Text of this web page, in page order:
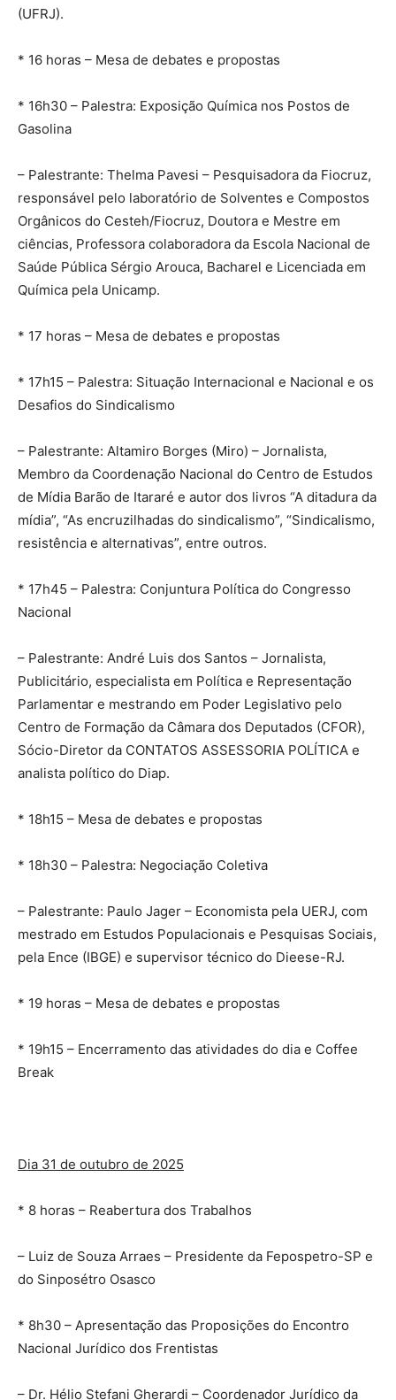
(UFRJ).
* 16 horas – Mesa de debates e propostas
* 16h30 – Palestra: Exposição Química nos Postos de
Gasolina
– Palestrante: Thelma Pavesi – Pesquisadora da Fiocruz,
responsável pelo laboratório de Solventes e Compostos
Orgânicos do Cesteh/Fiocruz, Doutora e Mestre em
ciências, Professora colaboradora da Escola Nacional de
Saúde Pública Sérgio Arouca, Bacharel e Licenciada em
Química pela Unicamp.
* 17 horas – Mesa de debates e propostas
* 17h15 – Palestra: Situação Internacional e Nacional e os
Desafios do Sindicalismo
– Palestrante: Altamiro Borges (Miro) – Jornalista,
Membro da Coordenação Nacional do Centro de Estudos
de Mídia Barão de Itararé e autor dos livros “A ditadura da
mídia”, “As encruzilhadas do sindicalismo”, “Sindicalismo,
resistência e alternativas”, entre outros.
* 17h45 – Palestra: Conjuntura Política do Congresso
Nacional
– Palestrante: André Luis dos Santos – Jornalista,
Publicitário, especialista em Política e Representação
Parlamentar e mestrando em Poder Legislativo pelo
Centro de Formação da Câmara dos Deputados (CFOR),
Sócio-Diretor da CONTATOS ASSESSORIA POLÍTICA e
analista político do Diap.
* 18h15 – Mesa de debates e propostas
* 18h30 – Palestra: Negociação Coletiva
– Palestrante: Paulo Jager – Economista pela UERJ, com
mestrado em Estudos Populacionais e Pesquisas Sociais,
pela Ence (IBGE) e supervisor técnico do Dieese-RJ.
* 19 horas – Mesa de debates e propostas
* 19h15 – Encerramento das atividades do dia e Coffee
Break
Dia 31 de outubro de 2025
* 8 horas – Reabertura dos Trabalhos
– Luiz de Souza Arraes – Presidente da Fepospetro-SP e
do Sinposétro Osasco
* 8h30 – Apresentação das Proposições do Encontro
Nacional Jurídico dos Frentistas
– Dr. Hélio Stefani Gherardi – Coordenador Jurídico da